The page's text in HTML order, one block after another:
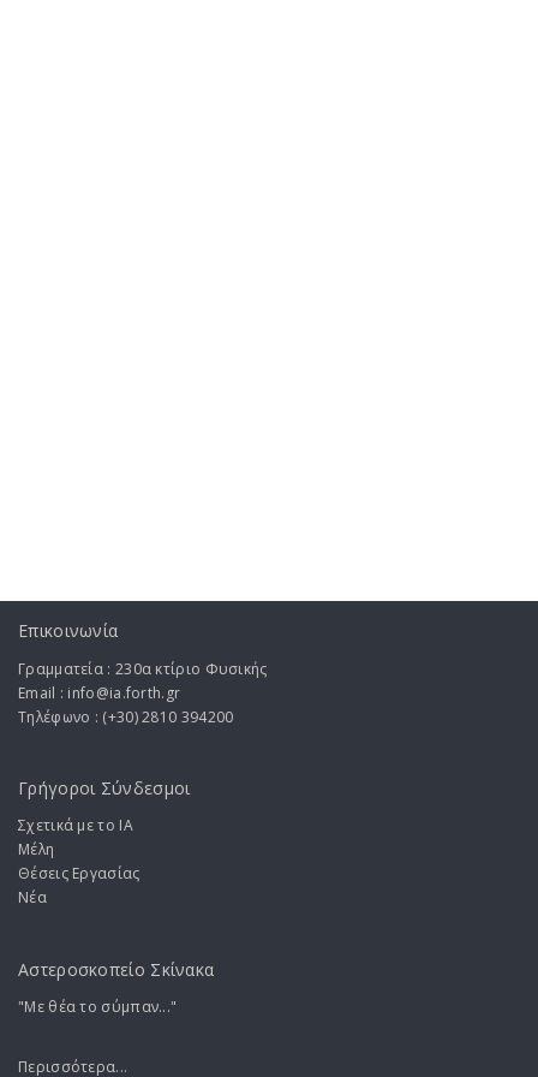
Επικοινωνία
Γραμματεία : 230α κτίριο Φυσικής
Email : info@ia.forth.gr
Τηλέφωνο : (+30) 2810 394200
Γρήγοροι Σύνδεσμοι
Σχετικά με το ΙA
Μέλη
Θέσεις Εργασίας
Νέα
Αστεροσκοπείο Σκίνακα
"Με θέα το σύμπαν..."
Περισσότερα...